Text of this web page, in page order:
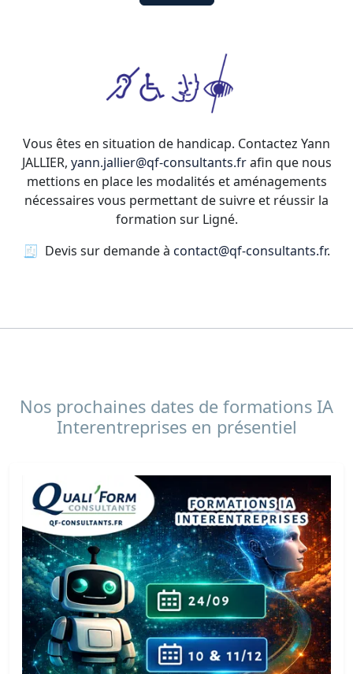
Vous êtes en situation de handicap. Contactez Yann
JALLIER, yann.jallier@qf-consultants.frafin que nous
mettions en place les modalités et aménagements
nécessaires vous permettant de suivre et réussir la
formation sur Ligné.
🧾 Devis sur demande à contact@qf-consultants.fr.
Nos prochaines dates de formations IA
Interentreprises en présentiel